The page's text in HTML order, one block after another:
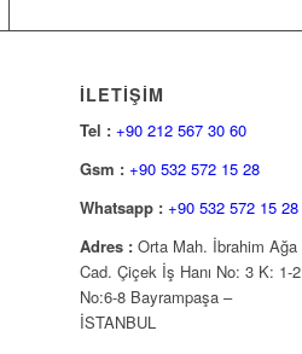
İLETİŞİM
Tel : +90 212 567 30 60
Gsm : +90 532 572 15 28
Whatsapp : +90 532 572 15 28
Adres : Orta Mah. İbrahim Ağa
Cad. Çiçek İş Hanı No: 3 K: 1-2
No:6-8 Bayrampaşa –
İSTANBUL